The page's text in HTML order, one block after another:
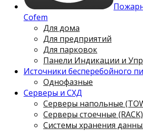
Cofem
Для дома
Для предприятий
Для парковок
Панели Индикации и
Источники бесперебойного
Однофазные
Серверы и СХД
Серверы напольные
Серверы стоечные (RACK)
Системы хранения